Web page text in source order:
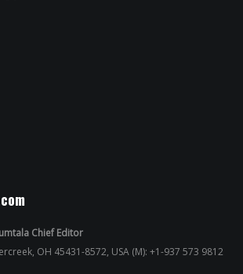
Chief Editor
OH 45431-8572, USA (M): +1-937 573 9812